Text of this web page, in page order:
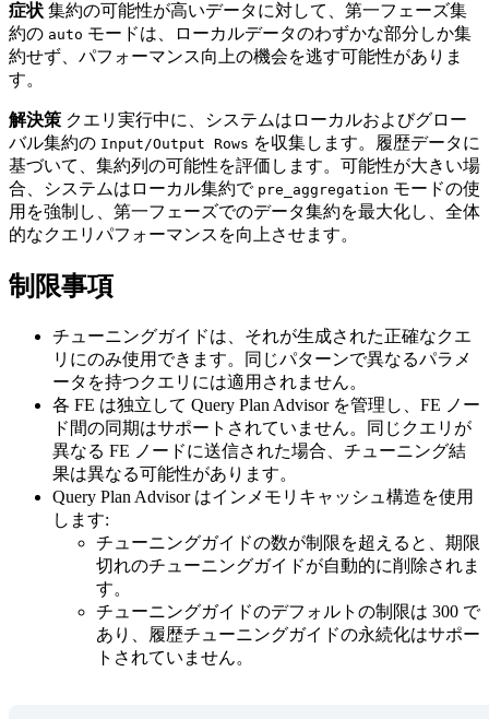
症状 集約の可能性が高いデータに対して、第一フェーズ集
約の auto モードは、ローカルデータのわずかな部分しか集
約せず、パフォーマンス向上の機会を逃す可能性がありま
す。
解決策 クエリ実行中に、システムはローカルおよびグロー
バル集約の Input/Output Rows を収集します。履歴データに
基づいて、集約列の可能性を評価します。可能性が大きい場
合、システムはローカル集約で pre_aggregation モードの使
用を強制し、第一フェーズでのデータ集約を最大化し、全体
的なクエリパフォーマンスを向上させます。
制限事項
チューニングガイドは、それが生成された正確なクエ
リにのみ使用できます。同じパターンで異なるパラメ
ータを持つクエリには適用されません。
各 FE は独立して Query Plan Advisor を管理し、FE ノー
ド間の同期はサポートされていません。同じクエリが
異なる FE ノードに送信された場合、チューニング結
果は異なる可能性があります。
Query Plan Advisor はインメモリキャッシュ構造を使用
します:
チューニングガイドの数が制限を超えると、期限
切れのチューニングガイドが自動的に削除されま
す。
チューニングガイドのデフォルトの制限は 300 で
あり、履歴チューニングガイドの永続化はサポー
トされていません。